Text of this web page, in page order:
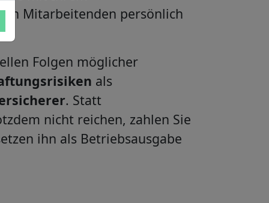
Mitarbeitenden persönlich
Folgen möglicher
als
. Statt
nicht reichen, zahlen Sie
ihn als Betriebsausgabe